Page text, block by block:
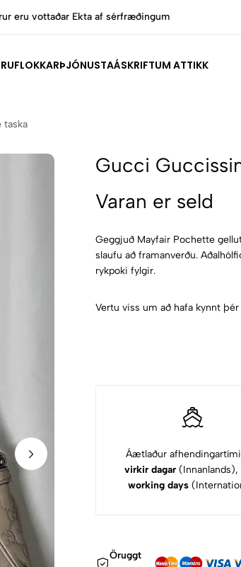
eru vottaðar Ekta af sérfræðingum
ÞJÓNUSTAÁSKRIFTUM ATTIKK
taska
Gucci
Varan er seld
Geggjuð Mayfair Pochette
slaufu að framanverðu.
rykpoki fylgir.
Vertu viss um að hafa kynnt
Áætlaður
virkir dagar (Innanlands),
working days
Öruggt